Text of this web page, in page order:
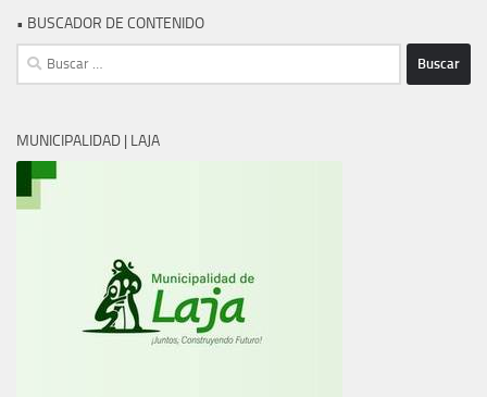
• BUSCADOR DE CONTENIDO
Buscar:
MUNICIPALIDAD | LAJA